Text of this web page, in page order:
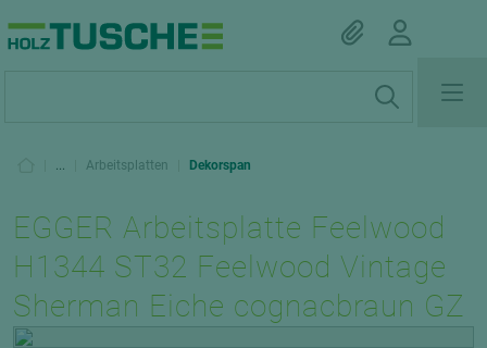
... Arbeitsplatten Dekorspan
EGGER Arbeitsplatte Feelwood
H1344 ST32 Feelwood Vintage
Sherman Eiche cognacbraun GZ